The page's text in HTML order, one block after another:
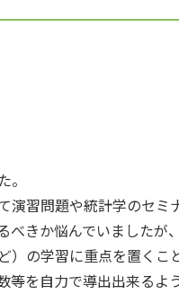
演習問題や統計学のセミ
べきか悩んでいましたが
）の学習に重点を置くこ
等を自力で導出出来るよ